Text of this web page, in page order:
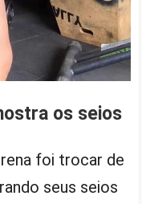
os seios
foi trocar de
seus seios